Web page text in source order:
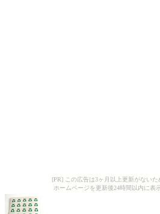
[PR] この広告は3ヶ月以上更新がないた
ホームページを更新後24時間以内に表